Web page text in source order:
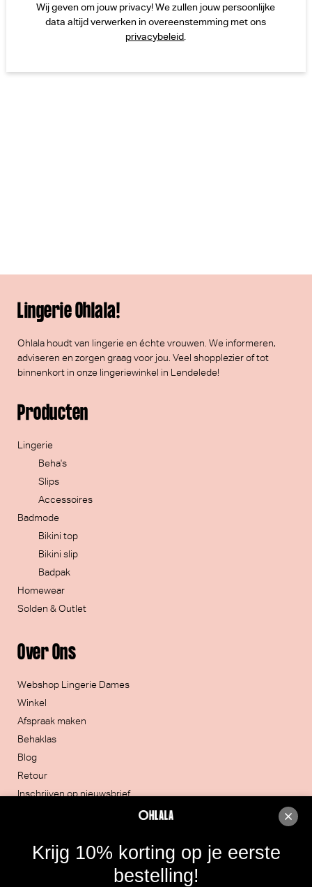
Wij geven om jouw privacy! We zullen jouw persoonlijke
data altijd verwerken in overeenstemming met ons
privacybeleid
Lingerie Ohlala!
Ohlala houdt van lingerie en échte vrouwen. We informeren,
adviseren en zorgen graag voor jou. Veel shopplezierof tot
binnenkort in onze lingeriewinkel in Lendelede!
Over Ons
Webshop Lingerie Dames
Winkel
Afspraak maken
Behaklas
Blog
Retour
Inschrijven op nieuwsbrief
Producten
Lingerie
Beha's
Slips
Accessoires
Badmode
Bikini top
Bikini slip
Badpak
Homewear
Solden & Outlet
051/30.32.20
Krijg 10% korting op je eerste
bestelling!